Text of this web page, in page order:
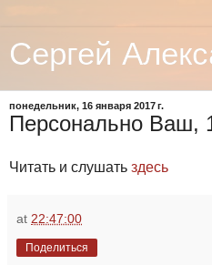
Сергей
понедельник, 16 января 2017 г.
Персонально Ваш,
Читать и слушать здесь
at 22:47:00
Поделиться